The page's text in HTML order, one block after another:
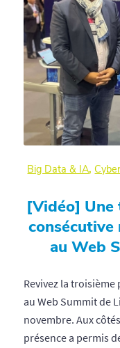
Big Data & IA,
[Vidéo]
consécutive
au Web
Revivez la
au Web Summit de
novembre. Aux
présence a permis